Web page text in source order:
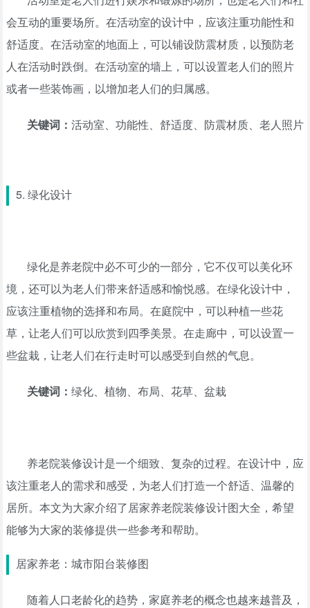
会互动的重要场所。在活动室的设计中，应该注重功能性和
舒适度。在活动室的地面上，可以铺设防震材质，以预防老
人在活动时跌倒。在活动室的墙上，可以设置老人们的照片
或者一些装饰画，以增加老人们的归属感。
关键词： 活动室、功能性、舒适度、防震材质、老人照片
5. 绿化设计
绿化是养老院中必不可少的一部分，它不仅可以美化环
境，还可以为老人们带来舒适感和愉悦感。在绿化设计中，
应该注重植物的选择和布局。在庭院中，可以种植一些花
草，让老人们可以欣赏到四季美景。在走廊中，可以设置一
些盆栽，让老人们在行走时可以感受到自然的气息。
关键词： 绿化、植物、布局、花草、盆栽
养老院装修设计是一个细致、复杂的过程。在设计中，应
该注重老人的需求和感受，为老人们打造一个舒适、温馨的
居所。本文为大家介绍了居家养老院装修设计图大全，希望
能够为大家的装修提供一些参考和帮助。
居家养老：城市阳台装修图
随着人口老龄化的趋势，家庭养老的概念也越来越普及，